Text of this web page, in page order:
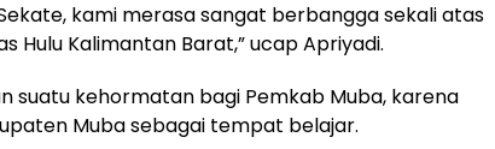
kami merasa sangat berbangga sekali atas
Hulu Kalimantan Barat,” ucap Apriyadi.
suatu kehormatan bagi Pemkab Muba, karena
Muba sebagai tempat belajar.